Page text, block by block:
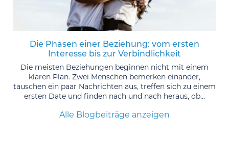
Die Phasen einer Beziehung: vom ersten
Interesse bis zur Verbindlichkeit
Die meisten Beziehungen beginnen nicht mit einem
klaren Plan. Zwei Menschen bemerken einander,
tauschen ein paar Nachrichten aus, treffen sich zu einem
ersten Date und finden nach und nach heraus, ob...
Alle Blogbeiträge anzeigen